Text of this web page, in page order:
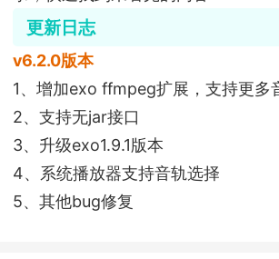
更新日志
v6.2.0版本
1、增加exo ffmpeg扩展，支持更多
2、支持无jar接口
3、升级exo1.9.1版本
4、系统播放器支持音轨选择
5、其他bug修复